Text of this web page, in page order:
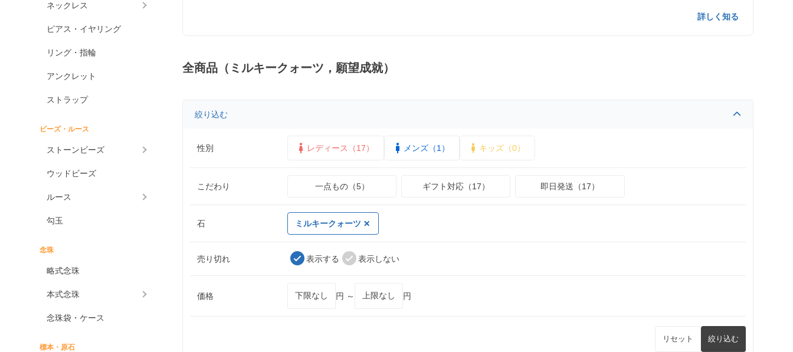
ネックレス
ピアス・イヤリング
リング・指輪
アンクレット
ストラップ
ビーズ・ルース
ストーンビーズ
ウッドビーズ
ルース
勾玉
念珠
略式念珠
本式念珠
念珠袋・ケース
標本・原石
詳しく知る
全商品（ミルキークォーツ，願望成就）
絞り込む
性別 レディース（17） メンズ（1） キッズ（0）
こだわり 一点もの（5） ギフト対応（17） 即日発送（17）
石 ミルキークォーツ
売り切れ 表示する 表示しない
価格 円 ～ 円
リセット 絞り込む